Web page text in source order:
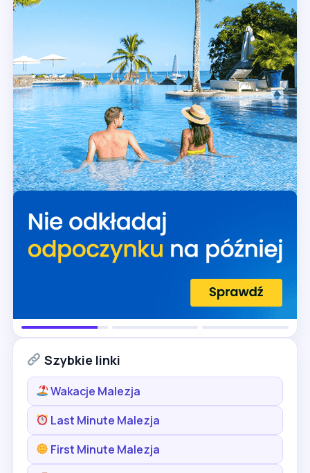
Szybkie linki
Wakacje Malezja
Last Minute Malezja
First Minute Malezja